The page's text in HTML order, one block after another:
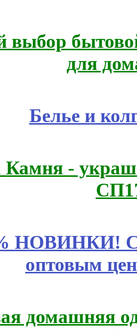
для
Белье и
Камня -
НОВИНКИ!
оптовым
домашняя